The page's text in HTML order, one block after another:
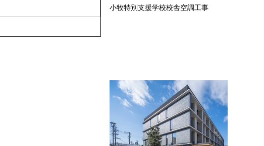
小牧特別支援学校校舎空調工事